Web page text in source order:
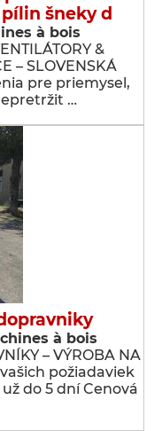
šneky d
à bois
&
– SLOVENSKÁ
pre priemysel,
…
à bois
– VÝROBA NA
požiadaviek
do 5 dní Cenová